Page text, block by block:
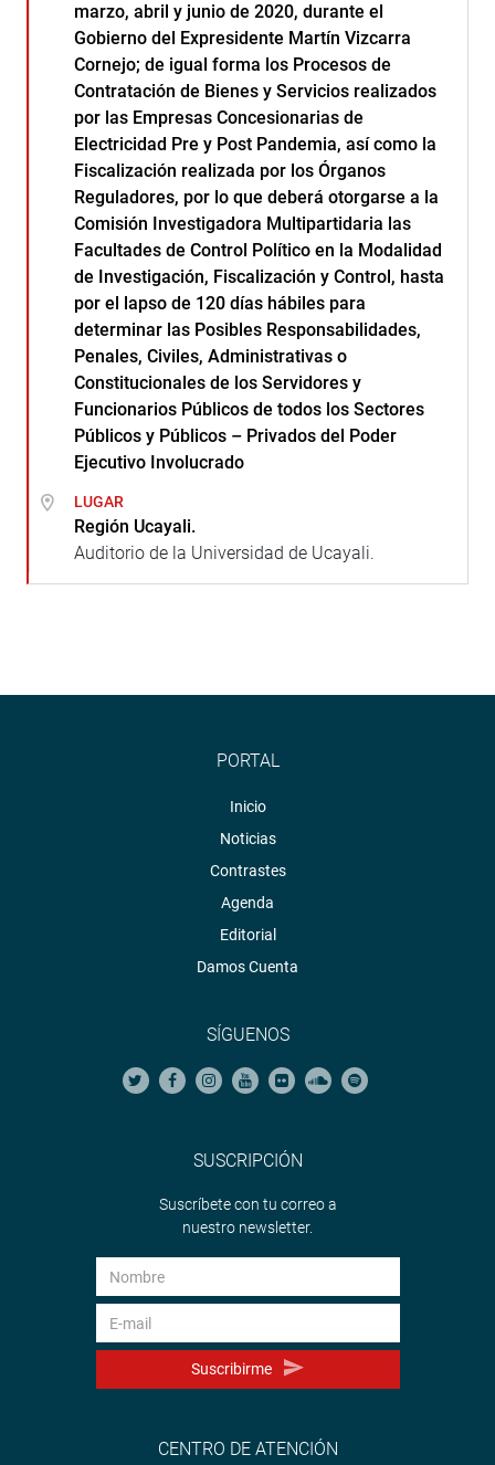
marzo, abril y junio de 2020, durante el
Gobierno del Expresidente Martín Vizcarra
Cornejo; de igual forma los Procesos de
Contratación de Bienes y Servicios realizados
por las Empresas Concesionarias de
Electricidad Pre y Post Pandemia, así como la
Fiscalización realizada por los Órganos
Reguladores, por lo que deberá otorgarse a la
Comisión Investigadora Multipartidaria las
Facultades de Control Político en la Modalidad
de Investigación, Fiscalización y Control, hasta
por el lapso de 120 días hábiles para
determinar las Posibles Responsabilidades,
Penales, Civiles, Administrativas o
Constitucionales de los Servidores y
Funcionarios Públicos de todos los Sectores
Públicos y Públicos – Privados del Poder
Ejecutivo Involucrado
LUGAR
Región Ucayali.
Auditorio de la Universidad de Ucayali.
PORTAL
Inicio
Noticias
Contrastes
Agenda
Editorial
Damos Cuenta
SÍGUENOS
SUSCRIPCIÓN
Suscríbete con tu correo a
nuestro newsletter.
Suscribirme
CENTRO DE ATENCIÓN